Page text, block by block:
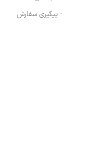
- پیگیری سفارش